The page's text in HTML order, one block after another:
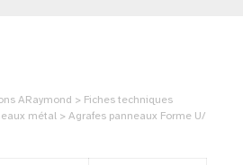
ARaymond > Fiches techniques
métal > Agrafes panneaux Forme U/